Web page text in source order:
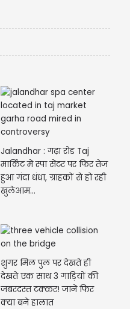
Jalandhar : गढ़ा रोड Taj
मार्किट में स्पा सेंटर पर फिर तेज
हुआ गंदा धंधा, ग्राहकों से हो रही
खुलेआम...
शुगर मिल पुल पर देखते ही
देखते एक साथ 3 गाड़ियों की
जबरदस्त टक्कर! जानें फिर
क्या बने हालात
हंगामा,